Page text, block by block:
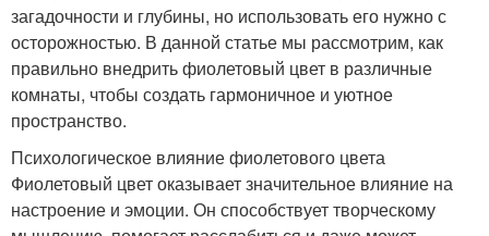
загадочности и глубины, но использовать его нужно с
осторожностью. В данной статье мы рассмотрим, как
правильно внедрить фиолетовый цвет в различные
комнаты, чтобы создать гармоничное и уютное
пространство.
Психологическое влияние фиолетового цвета
Фиолетовый цвет оказывает значительное влияние на
настроение и эмоции. Он способствует творческому